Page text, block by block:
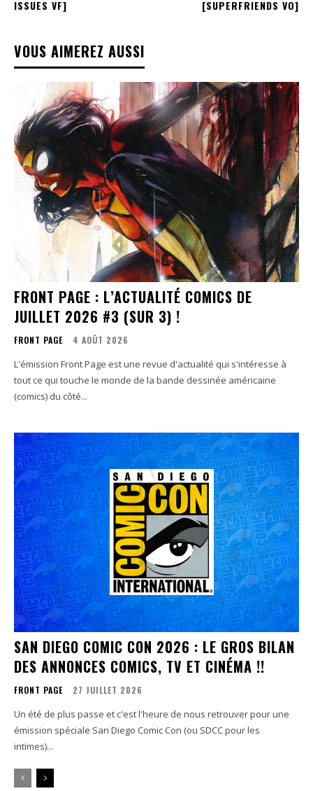
ISSUES VF]
[SUPERFRIENDS VO]
VOUS AIMEREZ AUSSI
FRONT PAGE : L’ACTUALITÉ COMICS DE
JUILLET 2026 #3 (SUR 3) !
FRONT PAGE 4 AOÛT 2026
L'émission Front Page est une revue d'actualité qui s'intéresse à
tout ce qui touche le monde de la bande dessinée américaine
(comics) du côté...
SAN DIEGO COMIC CON 2026 : LE GROS BILAN
DES ANNONCES COMICS, TV ET CINÉMA !!
FRONT PAGE 27 JUILLET 2026
Un été de plus passe et c'est l'heure de nous retrouver pour une
émission spéciale San Diego Comic Con (ou SDCC pour les
intimes)...